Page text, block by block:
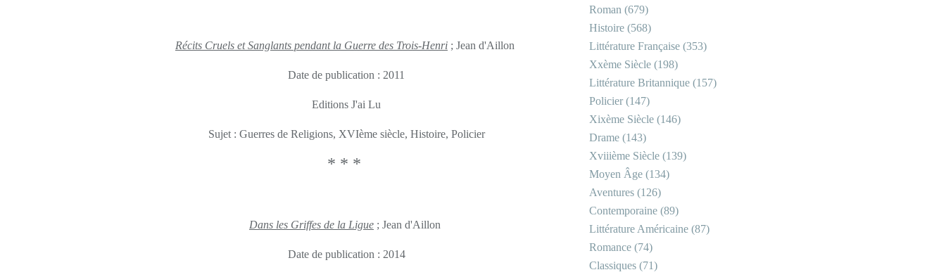
Récits Cruels et Sanglants pendant la Guerre des Trois-Henri ; Jean d'Aillon
Date de publication : 2011
Editions J'ai Lu
Sujet : Guerres de Religions, XVIème siècle, Histoire, Policier
* * *
Dans les Griffes de la Ligue ; Jean d'Aillon
Date de publication : 2014
Roman (679)
Histoire (568)
Littérature Française (353)
Xxème Siècle (198)
Littérature Britannique (157)
Policier(147)
Xixème Siècle (146)
Drame (143)
Xviiième Siècle (139)
Moyen Âge (134)
Aventures (126)
Contemporaine (89)
Littérature Américaine (87)
Romance (74)
Classiques (71)